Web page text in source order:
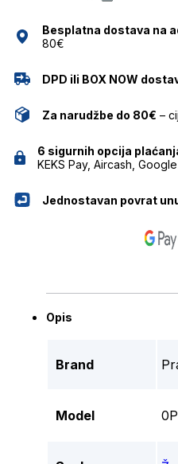
Besplatna dostava na
80€
DPD ili BOX NOW
Za narudžbe do 80€ –
6 sigurnih opcija
KEKS Pay, Aircash,
Jednostavan povrat
Opis
Brand
Model